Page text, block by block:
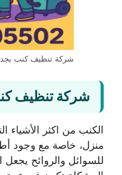
شركة تنظيف كنب
شركة تنظيف
الكنب من اكثر
منزل، خاصة مع وجود
للسوائل والروائح